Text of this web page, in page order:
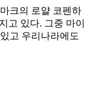
크의 로얄 코펜하
고 있다. 그중 마이
고 우리나라에도